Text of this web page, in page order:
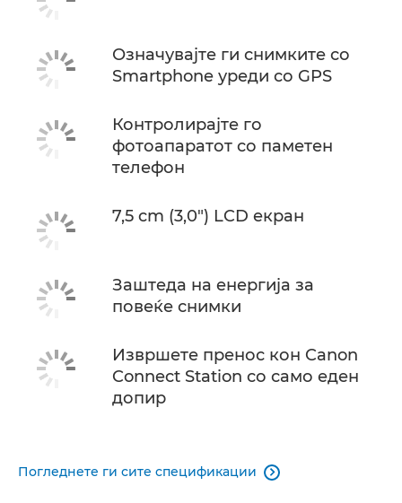
Означувајте ги снимките со
Smartphone уреди со GPS
Контролирајте го
фотоапаратот со паметен
телефон
7,5 cm (3,0") LCD екран
Заштеда на енергија за
повеќе снимки
Извршете пренос кон Canon
Connect Station со само еден
допир
Погледнете ги сите спецификации 